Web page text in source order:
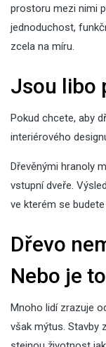
prostoru mezi nimi
jednoduchost,
zcela na míru.
Jsou libo
Pokud chcete, aby
interiérového
Dřevěnými hranoly
vstupnídveře.
ve kterém se
Dřevo
Nebo je
Mnoho lidí zrazuje
však mýtus. Stavby